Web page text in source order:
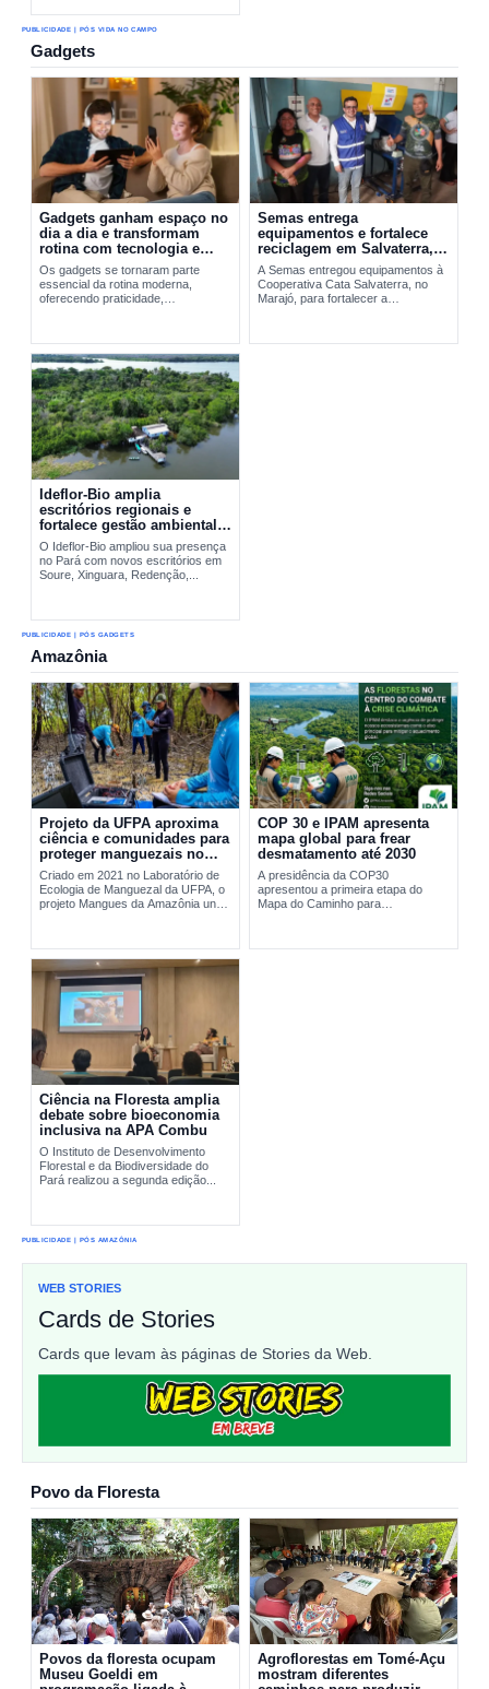
PUBLICIDADE | PÓS VIDA NO CAMPO
Gadgets
Gadgets ganham espaço no
dia a dia e transformam
rotina com tecnologia e
praticidade
Os gadgets se tornaram parte
essencial da rotina moderna,
oferecendo praticidade,
dispositivos vai do Walkman aos
smartphones...
Semas entrega
equipamentos e fortalece
reciclagem em Salvaterra,
no Marajó
A Semas entregou equipamentos à
Cooperativa Cata Salvaterra, no
Marajó, para fortalecer a
Ideflor-Bio amplia
escritórios regionais e
fortalece gestão ambiental
no Pará
O Ideflor-Bio ampliou sua presença
no Pará com novos escritórios em
Soure, Xinguara, Redenção,...
PUBLICIDADE | PÓS GADGETS
Amazônia
Projeto da UFPA aproxima
ciência e comunidades para
proteger manguezais no
Pará
Criado em 2021 no Laboratório de
Ecologia de Manguezal da UFPA, o
projeto Mangues da Amazônia une
COP 30 e IPAM apresenta
mapa global para frear
desmatamento até 2030
A presidência da COP30
apresentou a primeira etapa do
Mapa do Caminho para
Ciência na Floresta amplia
debate sobre bioeconomia
inclusiva na APA Combu
O Instituto de Desenvolvimento
Florestal e da Biodiversidade do
Pará realizou a segunda edição...
PUBLICIDADE | PÓS AMAZÔNIA
WEB STORIES
Cards de Stories
Cards que levam às páginas de Stories da Web.
Povo da Floresta
Povos da floresta ocupam
Museu Goeldi em
Agroflorestas em Tomé-Açu
mostram diferentes